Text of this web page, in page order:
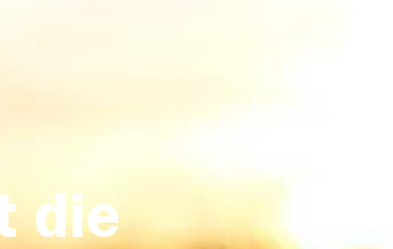
die